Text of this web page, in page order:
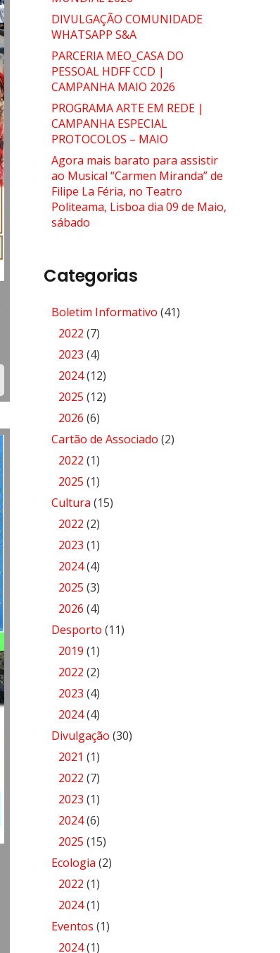
DIVULGAÇÃO COMUNIDADE
WHATSAPP S&A
PARCERIA MEO_CASA DO
PESSOAL HDFF CCD |
CAMPANHA MAIO 2026
PROGRAMA ARTE EM REDE |
CAMPANHA ESPECIAL
PROTOCOLOS – MAIO
Agora mais barato para assistir
ao Musical “Carmen Miranda” de
Filipe La Féria, no Teatro
Politeama, Lisboa dia 09 de Maio,
sábado
Categorias
Boletim Informativo (41)
2022 (7)
2023 (4)
2024(12)
2025 (12)
2026 (6)
Cartão de Associado (2)
2022 (1)
2025 (1)
Cultura (15)
2022 (2)
2023 (1)
2024(4)
2025 (3)
2026 (4)
Desporto (11)
2019 (1)
2022 (2)
2023 (4)
2024(4)
Divulgação (30)
2021 (1)
2022 (7)
2023 (1)
2024(6)
2025 (15)
Ecologia (2)
2022 (1)
2024(1)
Eventos (1)
2024(1)